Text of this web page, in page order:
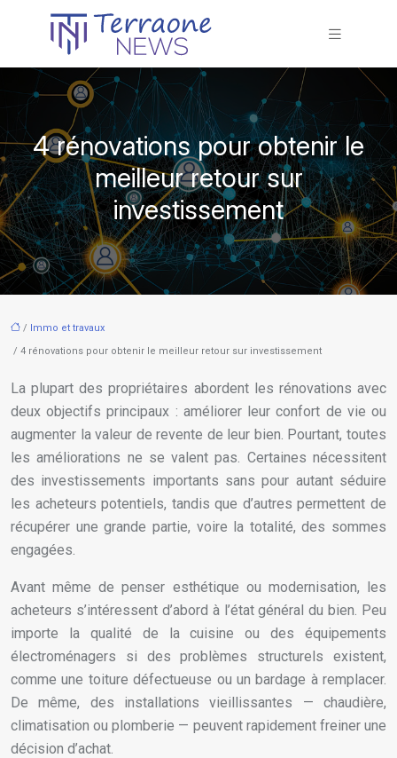
4 rénovations pour obtenir le
meilleur retour sur
investissement
/ Immo et travaux
/ 4 rénovations pour obtenir le meilleur retour sur investissement
La plupart des propriétaires abordent les rénovations avec
deux objectifs principaux : améliorer leur confort de vie ou
augmenter la valeur de revente de leur bien. Pourtant, toutes
les améliorations ne se valent pas. Certaines nécessitent
des investissements importants sans pour autant séduire
les acheteurs potentiels, tandis que d’autres permettent de
récupérer une grande partie, voire la totalité, des sommes
engagées.
Avant même de penser esthétique ou modernisation, les
acheteurs s’intéressent d’abord à l’état général du bien. Peu
importe la qualité de la cuisine ou des équipements
électroménagers si des problèmes structurels existent,
comme une toiture défectueuse ou un bardage à remplacer.
De même, des installations vieillissantes — chaudière,
climatisation ou plomberie — peuvent rapidement freiner une
décision d’achat.